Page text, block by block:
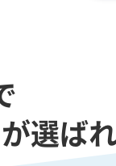
選ば